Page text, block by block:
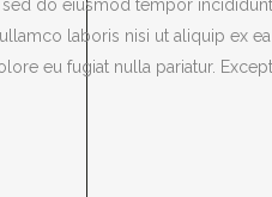
do eiusmod tempor
laboris nisi ut aliquip ex
eu fugiat nulla pariatur.